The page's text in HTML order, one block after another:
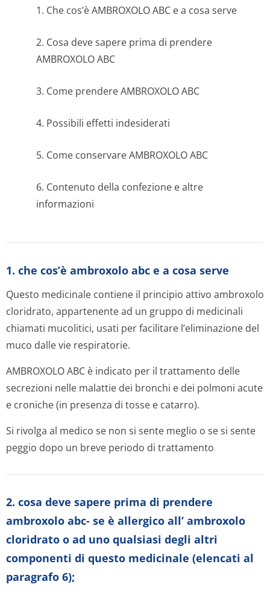
1. Che cos’è AMBROXOLO ABC e a cosa serve
2. Cosa deve sapere prima di prendere
AMBROXOLO ABC
3. Come prendere AMBROXOLO ABC
4. Possibili effetti indesiderati
5. Come conservare AMBROXOLO ABC
6. Contenuto della confezione e altre
informazioni
1. che cos’è ambroxolo abc e a cosa serve
Questo medicinale contiene il principio attivo ambroxolo
cloridrato, appartenente ad un gruppo di medicinali
chiamati mucolitici, usati per facilitare l’eliminazione del
muco dalle vie respiratorie.
AMBROXOLO ABC è indicato per il trattamento delle
secrezioni nelle malattie dei bronchi e dei polmoni acute
e croniche (in presenza di tosse e catarro).
Si rivolga al medico se non si sente meglio o se si sente
peggio dopo un breve periodo di trattamento
2. cosa deve sapere prima di prendere
ambroxolo abc- se è allergico all’ ambroxolo
cloridrato o ad uno qualsiasi degli altri
componenti di questo medicinale (elencati al
paragrafo 6);